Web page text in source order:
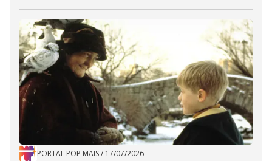
PORTAL POP MAIS/ 17/07/2026